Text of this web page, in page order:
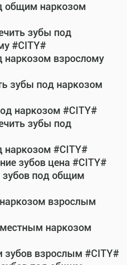
общим наркозом
зубы под
#CITY#
наркозом взрослому
зубы под наркозом
наркозом #CITY#
зубы под
наркозом #CITY#
зубов цена #CITY#
зубов под общим
взрослым
наркозом
зубов взрослым #CITY#